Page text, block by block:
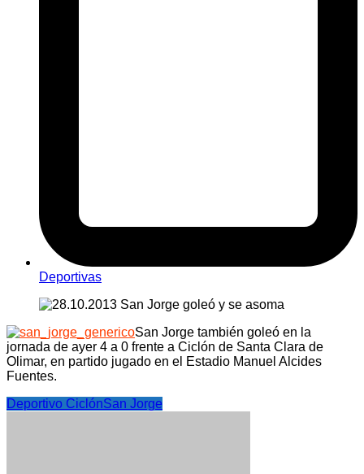
Deportivas
San Jorge también goleó en la
jornada de ayer 4 a 0 frente a Ciclón de Santa Clara de
Olimar, en partido jugado en el Estadio Manuel Alcides
Fuentes.
Deportivo CiclónSan Jorge